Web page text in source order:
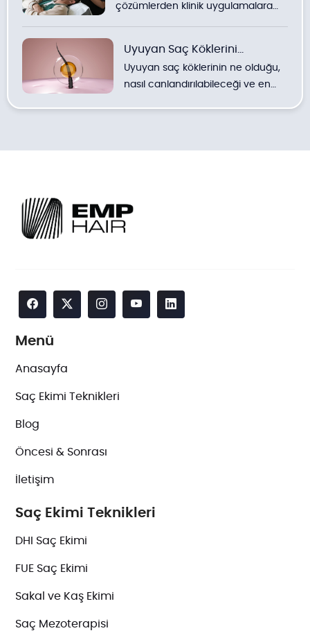
çözümlerden klinik uygulamalara
Uyuyan Saç Köklerini
Uyandırmak
Uyuyan saç köklerinin ne olduğu,
nasıl canlandırılabileceği ve en
Menü
Anasayfa
Saç Ekimi Teknikleri
Blog
Öncesi & Sonrası
İletişim
Saç Ekimi Teknikleri
DHI Saç Ekimi
FUE Saç Ekimi
Sakal ve Kaş Ekimi
Saç Mezoterapisi